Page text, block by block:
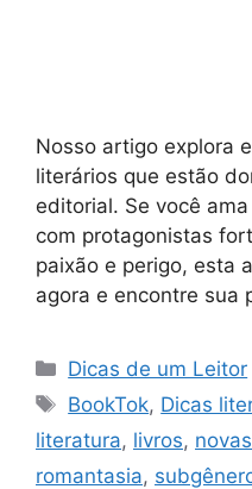
Nosso artigo explora
literários que estão
editorial. Se você
com protagonistas
paixão e perigo, esta
agora e encontre sua
Categorias
Dicas de um Leitor
Tags
BookTok, Dicas
literatura, livros,
romantasia,